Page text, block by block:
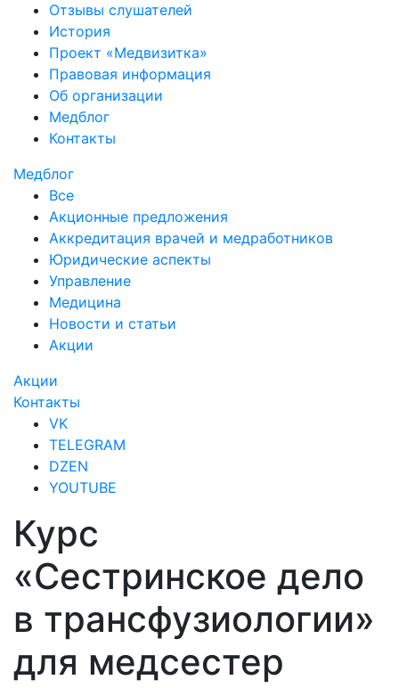
Отзывы слушателей
История
Проект «Медвизитка»
Правовая информация
Об организации
Медблог
Контакты
Медблог
Все
Акционные предложения
Аккредитация врачей и медработников
Юридические аспекты
Управление
Медицина
Новости и статьи
Акции
Акции
Контакты
VK
TELEGRAM
DZEN
YOUTUBE
Курс
«Сестринское дело
в трансфузиологии»
для медсестер